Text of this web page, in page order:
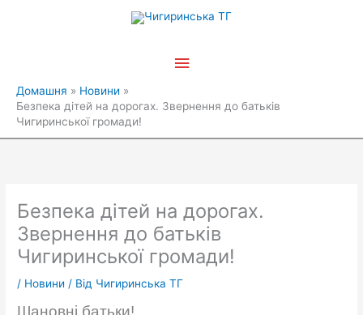
Головне
Домашня
Новини
Безпека дітей на дорогах. Звернення до батьків
Чигиринської громади!
Безпека дітей на дорогах.
Звернення до батьків
Чигиринської громади!
/ Новини / Від Чигиринська ТГ
Шановні батьки!